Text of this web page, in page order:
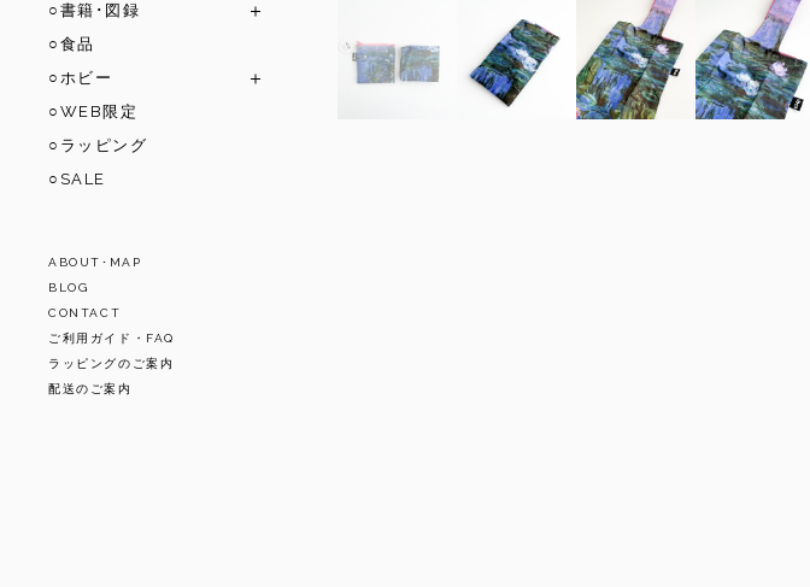
○書籍･図録
○食品
○ホビー
○WEB限定
○ラッピング
○SALE
ABOUT･MAP
BLOG
CONTACT
ご利用ガイド・FAQ
ラッピングのご案内
配送のご案内